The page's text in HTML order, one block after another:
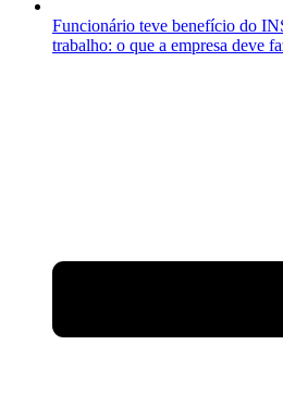
Funcionário teve benefício do
trabalho: o que a empresa deve